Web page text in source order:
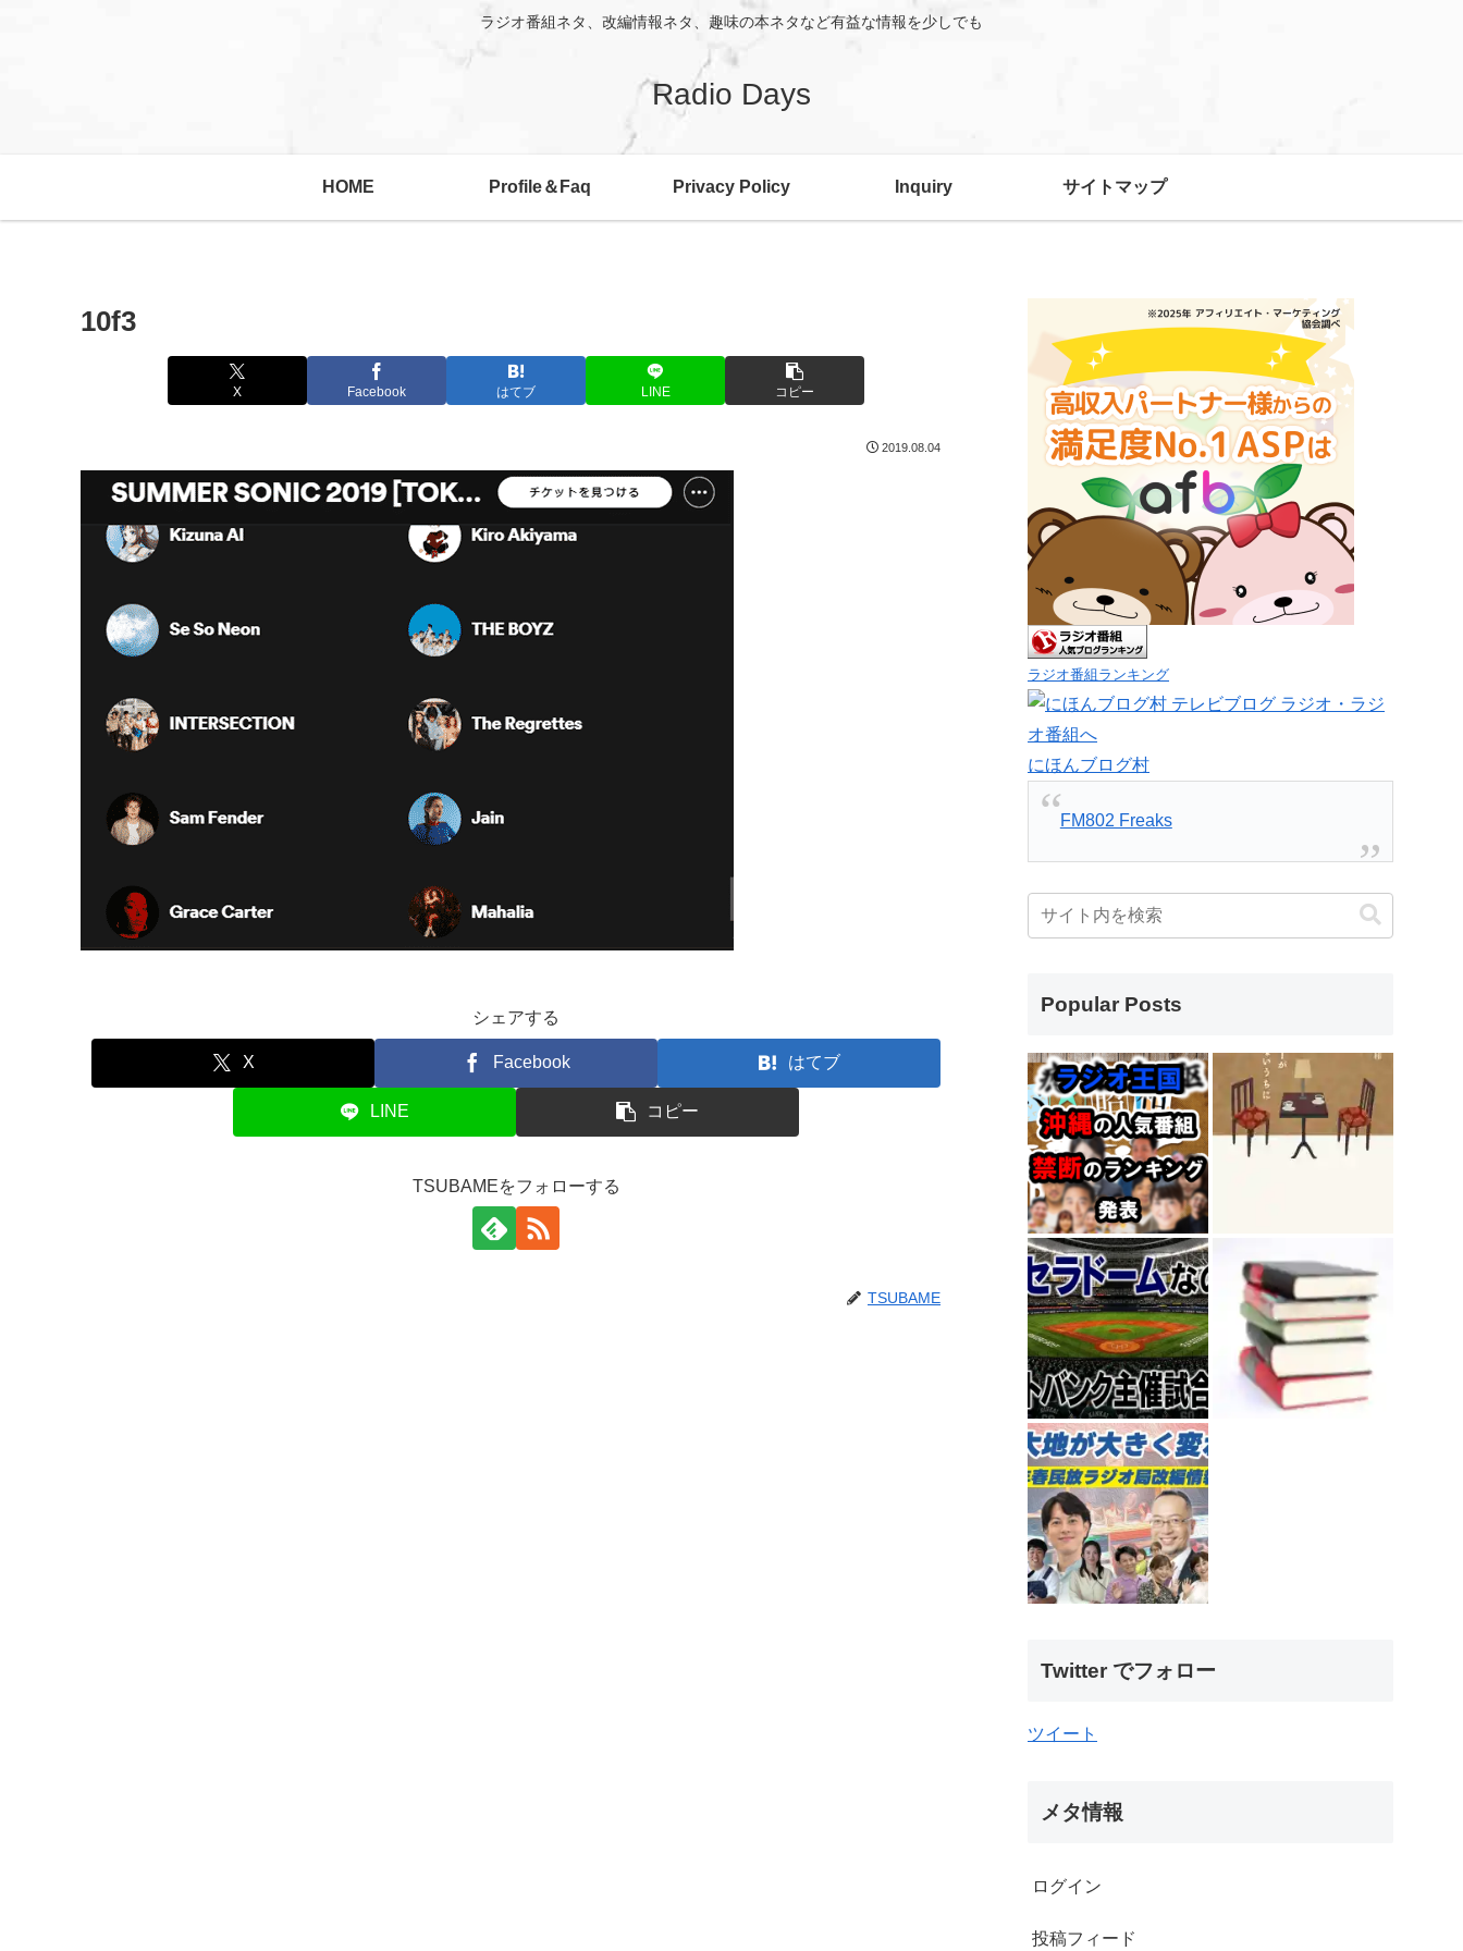
ラジオ番組ネタ、改編情報ネタ、趣味の本ネタなど有益な情報を少しでも
Radio Days
HOME Profile＆Faq Privacy Policy Inquiry サイトマップ
10f3
X Facebook はてブ LINE コピー
2019.08.04
シェアする
X Facebook はてブ
LINE コピー
TSUBAMEをフォローする
TSUBAME
ラジオ番組ランキング
にほんブログ村
FM802 Freaks
Popular Posts
Twitter でフォロー
ツイート
メタ情報
ログイン
投稿フィード